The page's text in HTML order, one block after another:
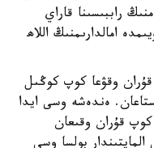
راببىسىنا قاراي
امالدارىمنىڭ اللاھ
قۇران وقۋعا كوپ كوڭىل
ەندەشە وسى ايدا
قۇران وقىعان